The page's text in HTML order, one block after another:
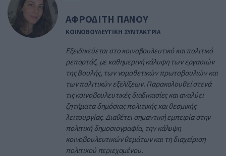
ΑΦΡΟΔΙΤΗ ΠΑΝΟΥ
ΚΟΙΝΟΒΟΥΛΕΥΤΙΚΗ ΣΥΝΤΑΚΤΡΙΑ
Εξειδικεύεται στο κοινοβουλευτικό και πολιτικό
ρεπορτάζ, με καθημερινή κάλυψη των εργασιών
της Βουλής, των νομοθετικών πρωτοβουλιών και
των πολιτικών εξελίξεων. Παρακολουθεί στενά
τις κοινοβουλευτικές διαδικασίες και αναλύει
ζητήματα δημόσιας πολιτικής και θεσμικής
λειτουργίας. Διαθέτει σημαντική εμπειρία στην
πολιτική δημοσιογραφία, την κάλυψη
κοινοβουλευτικών θεμάτων και τη διαχείριση
πολιτικού περιεχομένου.